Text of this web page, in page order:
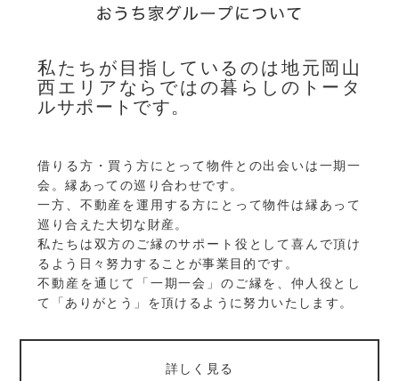
私たちが目指しているのは地元岡山
西エリアならではの暮らしのトータ
ルサポートです。
借りる方・買う方にとって物件との出会いは一期一
会。縁あっての巡り合わせです。
一方、不動産を運用する方にとって物件は縁あって
巡り合えた大切な財産。
私たちは双方のご縁のサポート役として喜んで頂け
るよう日々努力することが事業目的です。
不動産を通じて「一期一会」のご縁を、仲人役とし
て「ありがとう」を頂けるように努力いたします。
詳しく見る